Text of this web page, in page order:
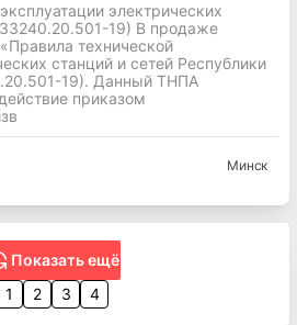
электрических
19) В продаже
технической
станций и сетей Республики
19). Данный ТНПА
приказом
Минск
Показать ещё
1
2 3 4